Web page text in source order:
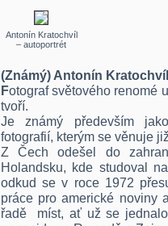
Antonín Kratochvíl
– autoportrét
(Známý) Antonín Kratochvíl
Fotograf světového renomé
tvoří.
Je známý především
fotografií, kterým se věnuje
Z Čech odešel do
Holandsku, kde studoval
odkud se v roce 1972
práce pro americké noviny
řadě míst, ať už se